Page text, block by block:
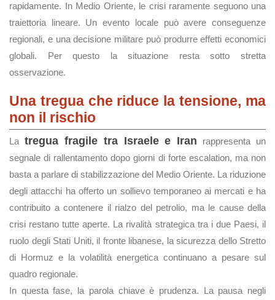
rapidamente. In Medio Oriente, le crisi raramente seguono una
traiettoria lineare. Un evento locale può avere conseguenze
regionali, e una decisione militare può produrre effetti economici
globali. Per questo la situazione resta sotto stretta
osservazione.
Una tregua che riduce la tensione, ma
non il rischio
La tregua fragile tra Israele e Iran rappresenta un
segnale di rallentamento dopo giorni di forte escalation, ma non
basta a parlare di stabilizzazione del Medio Oriente. La riduzione
degli attacchi ha offerto un sollievo temporaneo ai mercati e ha
contribuito a contenere il rialzo del petrolio, ma le cause della
crisi restano tutte aperte. La rivalità strategica tra i due Paesi, il
ruolo degli Stati Uniti, il fronte libanese, la sicurezza dello Stretto
di Hormuz e la volatilità energetica continuano a pesare sul
quadro regionale.
In questa fase, la parola chiave è prudenza. La pausa negli